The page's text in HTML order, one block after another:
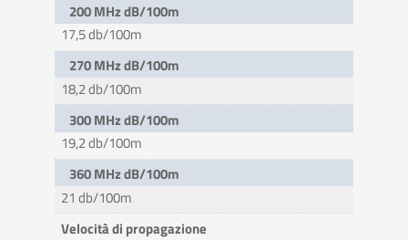
200 MHz dB/100m
17,5 db/100m
270 MHz dB/100m
18,2 db/100m
300 MHz dB/100m
19,2 db/100m
360 MHz dB/100m
21 db/100m
Velocità di propagazione